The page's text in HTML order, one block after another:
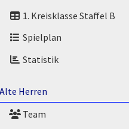
1. Kreisklasse Staffel B
Spielplan
Statistik
Alte Herren
Team